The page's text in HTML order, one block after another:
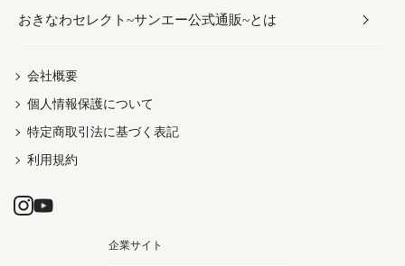
だし／スパイス／島唐辛子
おつまみ
紅芋
ドリンク
茶葉
ヘアケア
UVケア
レディース
沖縄ファッション
伝統工芸品
おきなわセレクト~サンエー公式通販~とは
会社概要
個人情報保護について
特定商取引法に基づく表記
利用規約
企業サイト